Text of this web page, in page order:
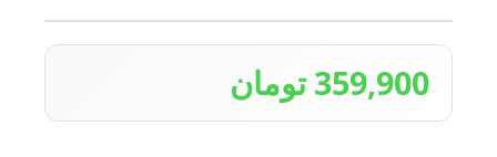
359,900 تومان